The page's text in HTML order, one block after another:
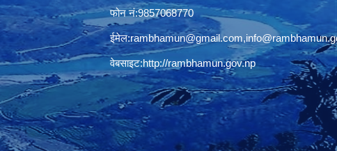
फोन नं:9857068770
ईमेल:rambhamun@gmail.com,
वेबसाइट:http://rambhamun.gov.np